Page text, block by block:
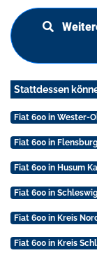
Stattdessen
Fiat 600 in Wester-
Fiat 600 in
Fiat 600 in Husum
Fiat 600 in
Fiat 600 in Kreis
Fiat 600 in Kreis